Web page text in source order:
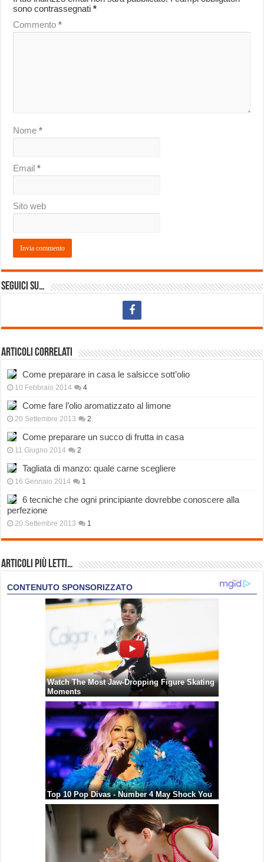
sono contrassegnati*
Commento*
Nome*
Email*
Sito web
Seguici su…
Articoli correlati
Come preparare in casa le salsicce sott’olio
10 Febbraio 2014 4
Come fare l’olio aromatizzato al limone
20 Settembre 2013 2
Come preparare un succo di frutta in casa
11 Giugno 2014 2
Tagliata di manzo: quale carne scegliere
16 Gennaio 2014 1
6 tecniche che ogni principiante dovrebbe conoscere alla
perfezione
20 Settembre 2013 1
Articoli più Letti…